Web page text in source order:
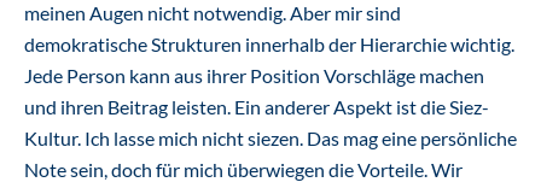
meinen Augen nicht notwendig. Aber mir sind
demokratische Strukturen innerhalb der Hierarchie wichtig.
Jede Person kann aus ihrer Position Vorschläge machen
und ihren Beitrag leisten. Ein anderer Aspekt ist die Siez-
Kultur. Ich lasse mich nicht siezen. Das mag eine persönliche
Note sein, doch für mich überwiegen die Vorteile. Wir